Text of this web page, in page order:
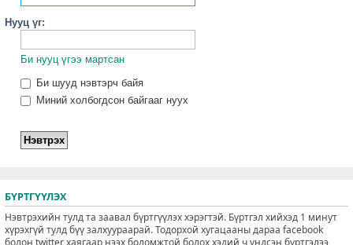
Нууц үг:
Би нууц үгээ мартсан
Би шууд нэвтэрч байя
Миний холбогдсон байгааг нуух
БҮРТГҮҮЛЭХ
Нэвтрэхийн тулд та заавал бүртгүүлэх хэрэгтэй. Бүртгэл хийхэд 1 минут
хүрэхгүй тулд бүү залхуураарай. Тодорхой хугацааны дараа facebook